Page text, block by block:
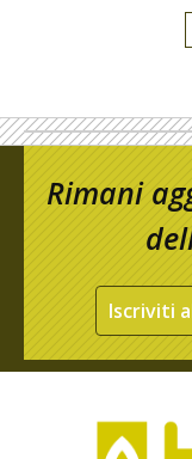
Rimani
Iscriviti